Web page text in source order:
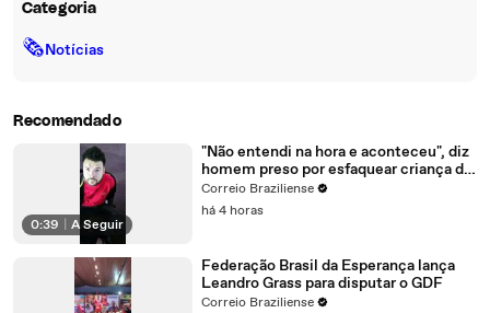
Categoria
🗞Notícias
Recomendado
0:39 A Seguir
"Não entendi na hora e aconteceu", diz
homem preso por esfaquear criança de
11 anos na Estrutural
Correio Braziliense
há 4 horas
Federação Brasil da Esperança lança
Leandro Grass para disputar o GDF
Correio Braziliense